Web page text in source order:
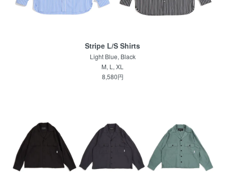
Stripe L/S Shirts
Light Blue, Black
M, L, XL
8,580円